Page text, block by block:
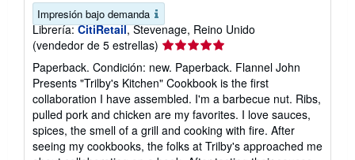
Impresión bajo demanda
Librería: CitiRetail, Stevenage, Reino Unido
(vendedor de 5 estrellas) Calificación
vendedor:
de
5
estrellas
Paperback. Condición: new. Paperback. Flannel John
Presents "Trilby's Kitchen" Cookbook is the first
collaboration I have assembled. I'm a barbecue nut. Ribs,
pulled pork and chicken are my favorites. I love sauces,
spices, the smell of a grill and cooking with fire. After
seeing my cookbooks, the folks at Trilby's approached me